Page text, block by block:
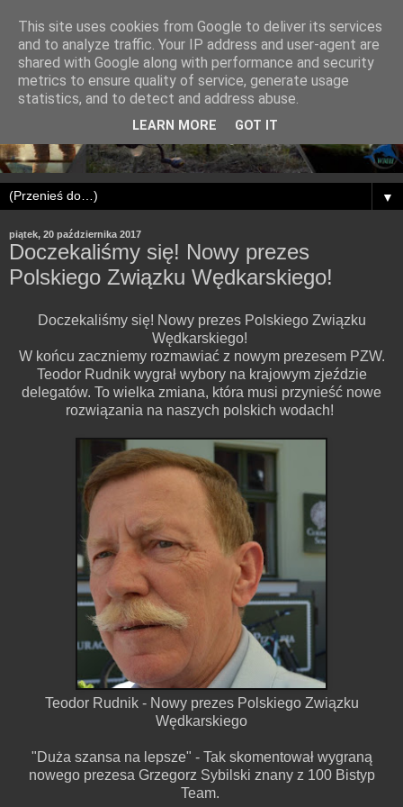
▼
piątek, 20 października 2017
Doczekaliśmy się! Nowy prezes
Polskiego Związku Wędkarskiego!
Doczekaliśmy się! Nowy prezes Polskiego Związku
Wędkarskiego!
W końcu zaczniemy rozmawiać z nowym prezesem PZW.
Teodor Rudnik wygrał wybory na krajowym zjeździe
delegatów. To wielka zmiana, która musi przynieść nowe
rozwiązania na naszych polskich wodach!
Teodor Rudnik - Nowy prezes Polskiego Związku
Wędkarskiego
"Duża szansa na lepsze" - Tak skomentował wygraną
nowego prezesa Grzegorz Sybilski znany z 100 Bistyp
Team.
This site uses cookies from Google to deliver its services
and to analyze traffic. Your IP address and user-agent are
shared with Google along with performance and security
metrics to ensure quality of service, generate usage
statistics, and to detect and address abuse.
LEARN MORE GOT IT